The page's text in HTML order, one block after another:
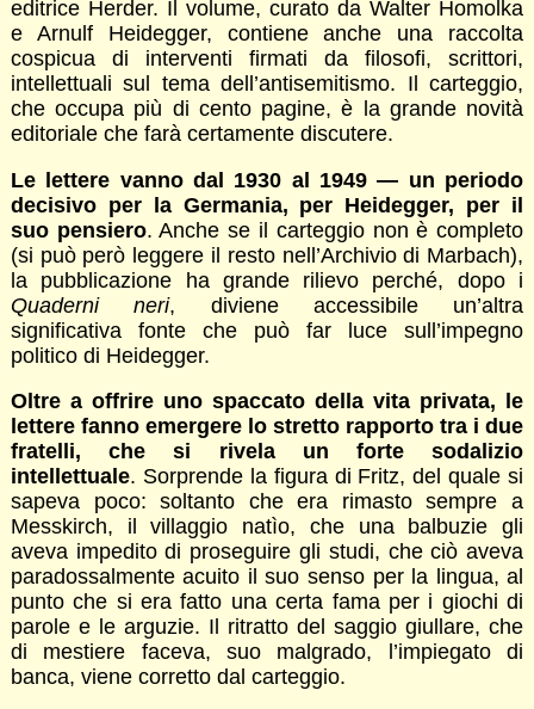
editrice Herder. Il volume, curato da Walter Homolka
e Arnulf Heidegger, contiene anche una raccolta
cospicua di interventi firmati da filosofi, scrittori,
intellettuali sul tema dell’antisemitismo. Il carteggio,
che occupa più di cento pagine, è la grande novità
editoriale che farà certamente discutere.
Le lettere vanno dal 1930 al 1949 — un periodo
decisivo per la Germania, per Heidegger, per il
suo pensiero. Anche se il carteggio non è completo
(si può però leggere il resto nell’Archivio di Marbach),
la pubblicazione ha grande rilievo perché, dopo i
Quaderni neri, diviene accessibile un’altra
significativa fonte che può far luce sull’impegno
politico di Heidegger.
Oltre a offrire uno spaccato della vita privata, le
lettere fanno emergere lo stretto rapporto tra i due
fratelli, che si rivela un forte sodalizio
intellettuale. Sorprende la figura di Fritz, del quale si
sapeva poco: soltanto che era rimasto sempre a
Messkirch, il villaggio natìo, che una balbuzie gli
aveva impedito di proseguire gli studi, che ciò aveva
paradossalmente acuito il suo senso per la lingua, al
punto che si era fatto una certa fama per i giochi di
parole e le arguzie. Il ritratto del saggio giullare, che
di mestiere faceva, suo malgrado, l’impiegato di
banca, viene corretto dal carteggio.